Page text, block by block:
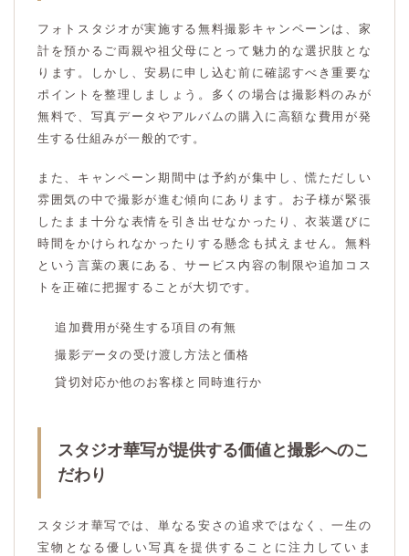
フォトスタジオが実施する無料撮影キャンペーンは、家
計を預かるご両親や祖父母にとって魅力的な選択肢とな
ります。しかし、安易に申し込む前に確認すべき重要な
ポイントを整理しましょう。多くの場合は撮影料のみが
無料で、写真データやアルバムの購入に高額な費用が発
生する仕組みが一般的です。
また、キャンペーン期間中は予約が集中し、慌ただしい
雰囲気の中で撮影が進む傾向にあります。お子様が緊張
したまま十分な表情を引き出せなかったり、衣装選びに
時間をかけられなかったりする懸念も拭えません。無料
という言葉の裏にある、サービス内容の制限や追加コス
トを正確に把握することが大切です。
追加費用が発生する項目の有無
撮影データの受け渡し方法と価格
貸切対応か他のお客様と同時進行か
スタジオ華写が提供する価値と撮影へのこ
だわり
スタジオ華写では、単なる安さの追求ではなく、一生の
宝物となる優しい写真を提供することに注力していま